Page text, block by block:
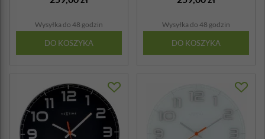
Wysyłka do 48 godzin
DO KOSZYKA
Wysyłka do 48 godzin
DO KOSZYKA